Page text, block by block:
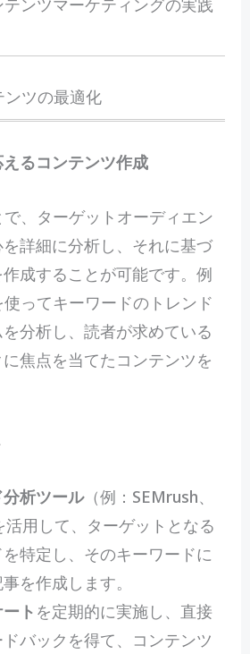
ンツマーケティングの実践
ツの最適化
るコンテンツ作成
、ターゲットオーディエン
詳細に分析し、それに基づ
成することが可能です。例
ってキーワードのトレンド
分析し、読者が求めている
焦点を当てたコンテンツを
析ツール（例：SEMrush、
用して、ターゲットとなる
特定し、そのキーワードに
を作成します。
ト を定期的に実施し、直接
バックを得て、コンテンツ